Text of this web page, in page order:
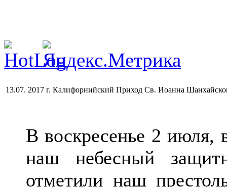
13.07. 2017 г. Калифорнийский Приход Св. Иоанна
В воскресенье 2 июля,
наш небесный
отметили наш